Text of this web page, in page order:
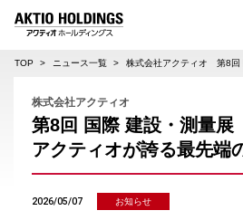
TOP ニュース一覧 株式会社アクティオ 第8回 国際 建設・測量
株式会社アクティオ
第8回 国際 建設・測量展
アクティオが誇る最先端
2026/05/07 お知らせ